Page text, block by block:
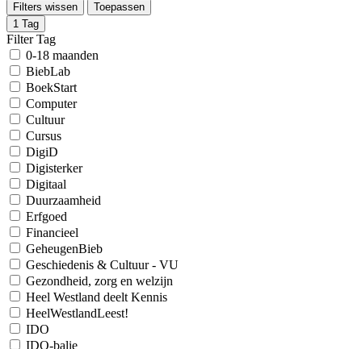
Filters wissen
Toepassen
1 Tag
Filter Tag
0-18 maanden
BiebLab
BoekStart
Computer
Cultuur
Cursus
DigiD
Digisterker
Digitaal
Duurzaamheid
Erfgoed
Financieel
GeheugenBieb
Geschiedenis & Cultuur - VU
Gezondheid, zorg en welzijn
Heel Westland deelt Kennis
HeelWestlandLeest!
IDO
IDO-balie